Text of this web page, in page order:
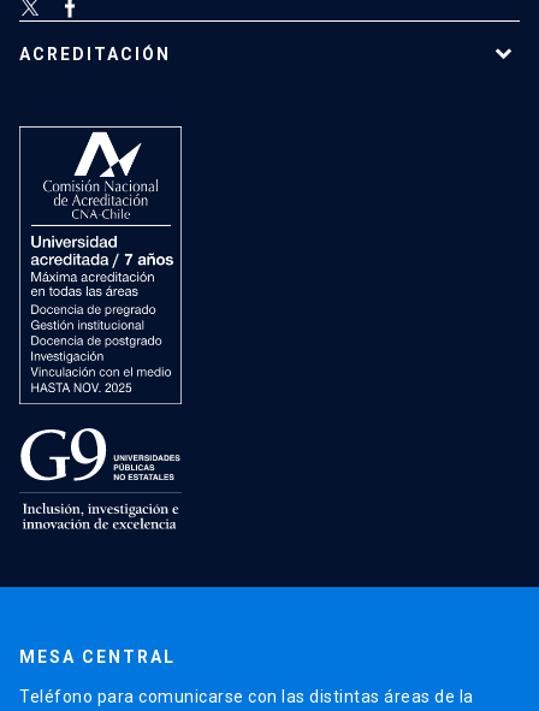
ACREDITACIÓN
MESA CENTRAL
Teléfono para comunicarse con las distintas áreas de la